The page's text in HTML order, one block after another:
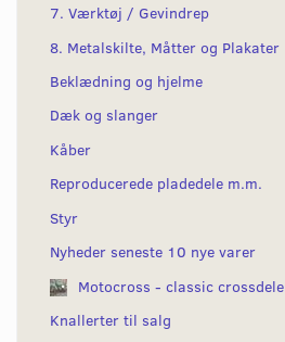
7. Værktøj / Gevindrep
8. Metalskilte, Måtter og Plakater
Beklædning og hjelme
Dæk og slanger
Kåber
Reproducerede pladedele m.m.
Styr
Nyheder seneste 10 nye varer
Motocross - classic crossdele
Knallerter til salg